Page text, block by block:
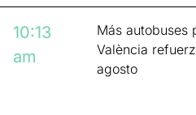
10:13
am
Más autobuses
València
agosto